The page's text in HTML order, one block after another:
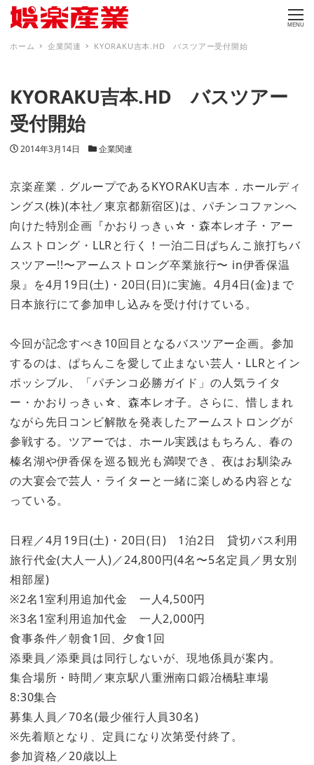
MENU
ホーム 企業関連 KYORAKU吉本.HD バスツアー受付開始
KYORAKU吉本.HD バスツアー
受付開始
投稿日
2014年3月14日 カテゴリー
企業関連
京楽産業．グループであるKYORAKU吉本．ホールディ
ングス(株)(本社／東京都新宿区)は、パチンコファンへ
向けた特別企画『かおりっきぃ☆・森本レオ子・アー
ムストロング・LLRと行く！一泊二日ぱちんこ旅打ちバ
スツアー!!〜アームストロング卒業旅行〜 in伊香保温
泉』を4月19日(土)・20日(日)に実施。4月4日(金)まで
日本旅行にて参加申し込みを受け付けている。
今回が記念すべき10回目となるバスツアー企画。参加
するのは、ぱちんこを愛して止まない芸人・LLRとイン
ポッシブル、「パチンコ必勝ガイド」の人気ライタ
ー・かおりっきぃ☆、森本レオ子。さらに、惜しまれ
ながら先日コンビ解散を発表したアームストロングが
参戦する。ツアーでは、ホール実践はもちろん、春の
榛名湖や伊香保を巡る観光も満喫でき、夜はお馴染み
の大宴会で芸人・ライターと一緒に楽しめる内容とな
っている。
日程／4月19日(土)・20日(日) 1泊2日 貸切バス利用
旅行代金(大人一人)／24,800円(4名〜5名定員／男女別
相部屋)
※2名1室利用追加代金 一人4,500円
※3名1室利用追加代金 一人2,000円
食事条件／朝食1回、夕食1回
添乗員／添乗員は同行しないが、現地係員が案内。
集合場所・時間／東京駅八重洲南口鍛冶橋駐車場
8:30集合
募集人員／70名(最少催行人員30名)
※先着順となり、定員になり次第受付終了。
参加資格／20歳以上